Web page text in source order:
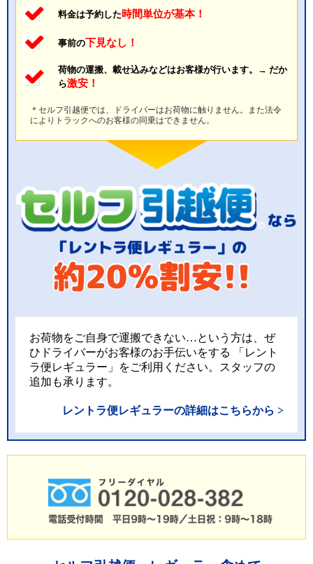
料金は予約した時間単位が基本！
事前の下見なし！
荷物の運搬、載せ込みなどはお客様が行います。→ だか
ら激安！
＊セルフ引越便では、ドライバーはお荷物に触りません。また法令
によりトラックへのお客様の同乗はできません。
お荷物をご自身で運搬できない…という方は、ぜ
ひドライバーがお客様のお手伝いをする 「レント
ラ便レギュラー」をご利用ください。スタッフの
追加も承ります。
レントラ便レギュラーの詳細はこちらから >